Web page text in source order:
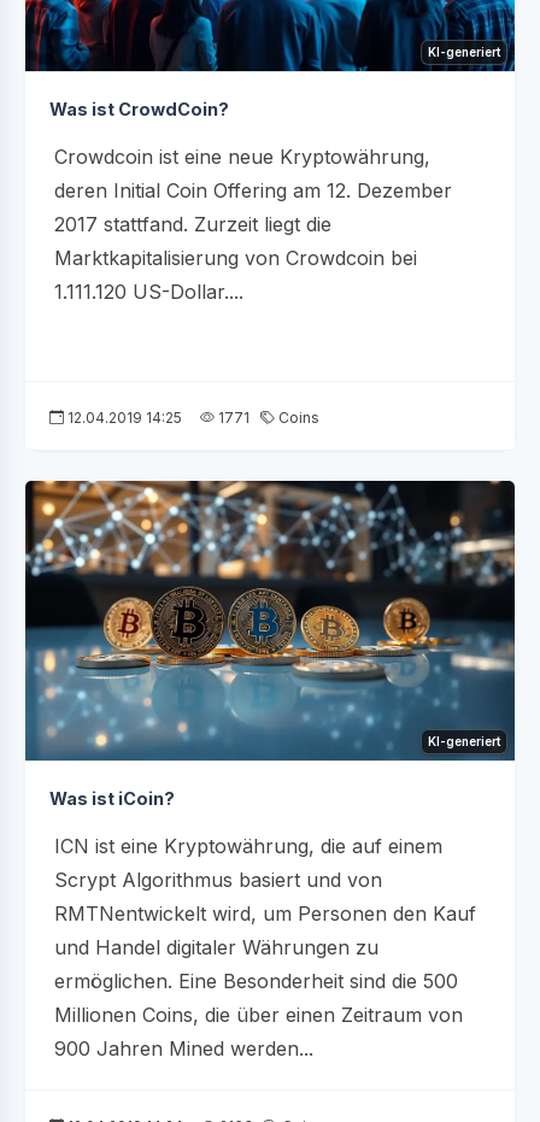
KI-generiert
Was ist CrowdCoin?
Crowdcoin ist eine neue Kryptowährung,
deren Initial Coin Offering am 12. Dezember
2017 stattfand. Zurzeit liegt die
Marktkapitalisierung von Crowdcoin bei
1.111.120 US-Dollar....
12.04.2019 14:25 1771 Coins
KI-generiert
Was ist iCoin?
ICN ist eine Kryptowährung, die auf einem
Scrypt Algorithmus basiert und von
RMTNentwickelt wird, um Personen den Kauf
und Handel digitaler Währungen zu
ermöglichen. Eine Besonderheit sind die 500
Millionen Coins, die über einen Zeitraum von
900 Jahren Mined werden...